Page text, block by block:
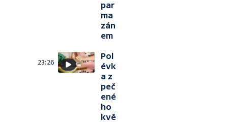
par
ma
zán
em
23:26
Pol
évk
a z
peč
ené
ho
kvě